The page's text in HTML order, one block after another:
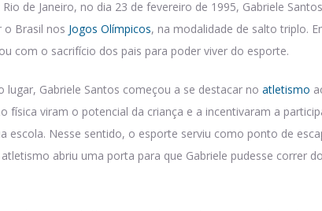
Rio de Janeiro, no dia 23 de fevereiro de 1995, Gabriele
o Brasil nos Jogos Olímpicos, na modalidade de salto triplo.
com o sacrifício dos pais para poder viver do esporte.
lugar, Gabriele Santos começou a se destacar no atletismo
física viram o potencial da criança e a incentivaram a
escola. Nesse sentido, o esporte serviu como ponto de
abriu uma porta para que Gabriele pudesse correr